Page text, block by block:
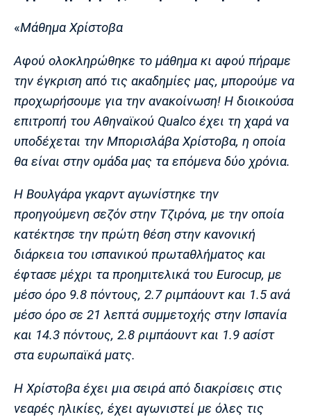
Πολιτισμός
Τραγούδια
Cine Spot
Running
Media
Πρόγραμμα TV
Ιωνικός Κηφισιά Πανσερραϊκός
Μπαρτσελόνα
Μαδρίτης
Ατλέτικο
Μαδρίτης
Μάντσεστερ
Τσέλσι Άρσεναλ
Λίβερπουλ
Μάντσεστερ
Γιουβέντους
Ίντερ Μίλαν Μπάγερν
«Μάθημα Χρίστοβα
Αφού ολοκληρώθηκε το μάθημα κι αφού πήραμε
την έγκριση από τις ακαδημίες μας, μπορούμε να
προχωρήσουμε για την ανακοίνωση! Η διοικούσα
επιτροπή του Αθηναϊκού Qualco έχει τη χαρά να
υποδέχεται την Μπορισλάβα Χρίστοβα, η οποία
θα είναι στην ομάδα μας τα επόμενα δύο χρόνια.
Η Βουλγάρα γκαρντ αγωνίστηκε την
προηγούμενη σεζόν στην Τζιρόνα, με την οποία
κατέκτησε την πρώτη θέση στην κανονική
διάρκεια του ισπανικού πρωταθλήματος και
έφτασε μέχρι τα προημιτελικά του Eurocup, με
μέσο όρο 9.8 πόντους, 2.7 ριμπάουντ και 1.5 ανά
μέσο όρο σε 21 λεπτά συμμετοχής στην Ισπανία
και 14.3 πόντους, 2.8 ριμπάουντ και 1.9 ασίστ
στα ευρωπαϊκά ματς.
Η Χρίστοβα έχει μια σειρά από διακρίσεις στις
νεαρές ηλικίες, έχει αγωνιστεί με όλες τις